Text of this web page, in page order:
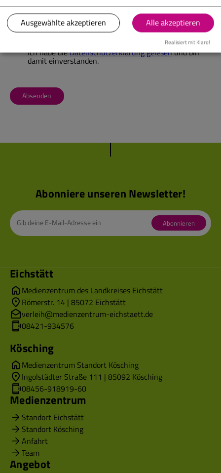
Ich habe dieDatenschutzerklärung gelesenund bin
damit einverstanden.
Absenden
Abonniere unseren Newsletter!
Abonnieren
Eichstätt
Medienzentrum des Landkreises Eichstätt
Römerstr. 14 | 85072 Eichstätt
verleih@medienzentrum-eichstaett.de
08421-934576
Kösching
Medienzentrum Standort Kösching
Ingolstädter Straße 111 | 85092 Kösching
08456-918919-60
Medienzentrum
Standort Eichstätt
Standort Kösching
Anfahrt
Team
Angebot
Ausgewählte akzeptieren Alle akzeptieren
Realisiert mit Klaro!